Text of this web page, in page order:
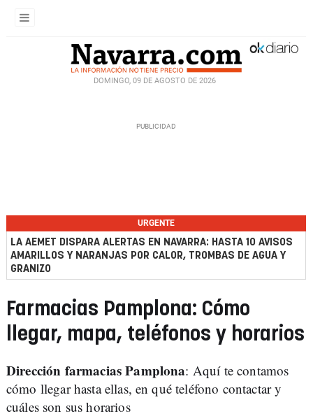
DOMINGO, 09 DE AGOSTO DE 2026
URGENTE
LA AEMET DISPARA ALERTAS EN NAVARRA: HASTA 10 AVISOS
AMARILLOS Y NARANJAS POR CALOR, TROMBAS DE AGUA Y
GRANIZO
Farmacias Pamplona: Cómo
llegar, mapa, teléfonos y horarios
Dirección farmacias Pamplona: Aquí te contamos
cómo llegar hasta ellas, en qué teléfono contactar y
cuáles son sus horarios